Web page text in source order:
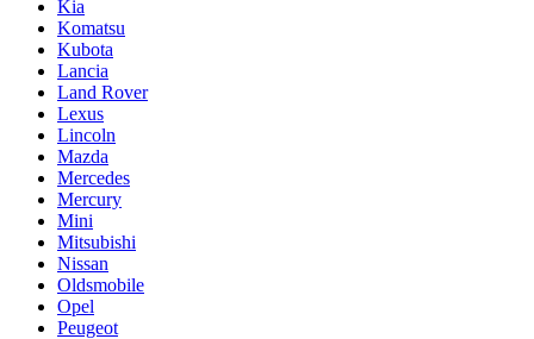
Kia
Komatsu
Kubota
Lancia
Land Rover
Lexus
Lincoln
Mazda
Mercedes
Mercury
Mini
Mitsubishi
Nissan
Oldsmobile
Opel
Peugeot